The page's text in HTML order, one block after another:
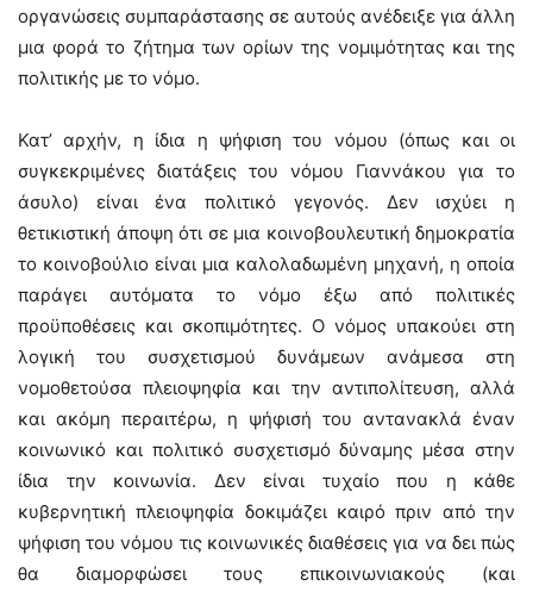
οργανώσεις συμπαράστασης σε αυτούς ανέδειξε για άλλη
μια φορά το ζήτημα των ορίων της νομιμότητας και της
πολιτικής με το νόμο.
Κατ’ αρχήν, η ίδια η ψήφιση του νόμου (όπως και οι
συγκεκριμένες διατάξεις του νόμου Γιαννάκου για το
άσυλο) είναι ένα πολιτικό γεγονός. Δεν ισχύει η
θετικιστική άποψη ότι σε μια κοινοβουλευτική δημοκρατία
το κοινοβούλιο είναι μια καλολαδωμένη μηχανή, η οποία
παράγει αυτόματα το νόμο έξω από πολιτικές
προϋποθέσεις και σκοπιμότητες. Ο νόμος υπακούει στη
λογική του συσχετισμού δυνάμεων ανάμεσα στη
νομοθετούσα πλειοψηφία και την αντιπολίτευση, αλλά
και ακόμη περαιτέρω, η ψήφισή του αντανακλά έναν
κοινωνικό και πολιτικό συσχετισμό δύναμης μέσα στην
ίδια την κοινωνία. Δεν είναι τυχαίο που η κάθε
κυβερνητική πλειοψηφία δοκιμάζει καιρό πριν από την
ψήφιση του νόμου τις κοινωνικές διαθέσεις για να δει πώς
θα διαμορφώσει τους επικοινωνιακούς (και